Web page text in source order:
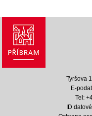
Tyršova
E-
Tel:
ID